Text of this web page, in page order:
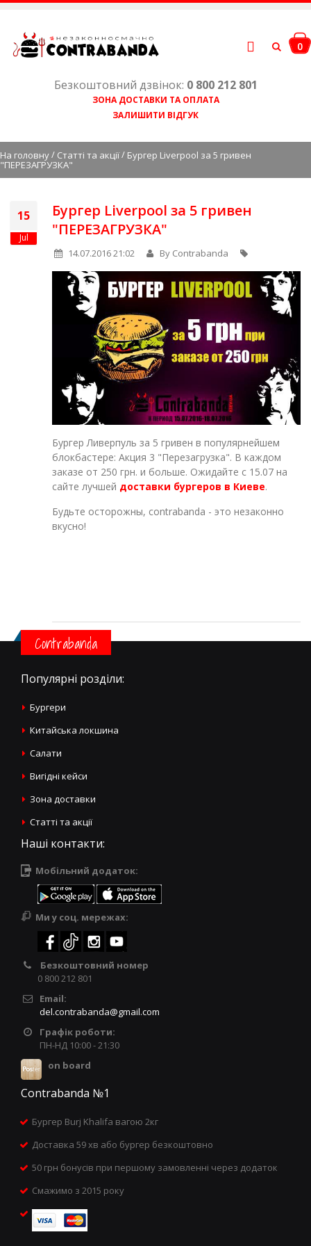
0
Безкоштовний дзвінок: 0 800 212 801
ЗОНА ДОСТАВКИ ТА ОПЛАТА
ЗАЛИШИТИ ВІДГУК
На головну/ Статті та акції/ Бургер Liverpool за 5 гривен
"ПЕРЕЗАГРУЗКА"
15
Jul
Бургер Liverpool за 5 гривен
"ПЕРЕЗАГРУЗКА"
14.07.2016 21:02 By Contrabanda
Бургер Ливерпуль за 5 гривен в популярнейшем
блокбастере: Акция 3 "Перезагрузка". В каждом
заказе от 250 грн. и больше. Ожидайте с 15.07 на
сайте лучшей доставки бургеров в Киеве.
Будьте осторожны, contrabanda - это незаконно
вкусно!
Contrabanda
Популярні розділи:
Бургери
Китайська локшина
Салати
Вигідні кейси
Зона доставки
Статті та акції
Наші контакти:
Мобільний додаток:
Ми у соц. мережах:
Безкоштовний номер
0 800 212 801
Email:
del.contrabanda@gmail.com
Графік роботи:
ПН-НД 10:00 - 21:30
on board
Contrabanda №1
Бургер Burj Khalifa вагою 2кг
Доставка 59 хв або бургер безкоштовно
50 грн бонусів при першому замовленні через додаток
Смажимо з 2015 року